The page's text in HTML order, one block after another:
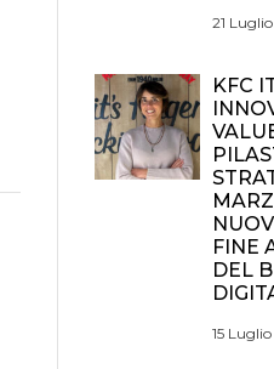
21
KFC
FINE
DEL
15